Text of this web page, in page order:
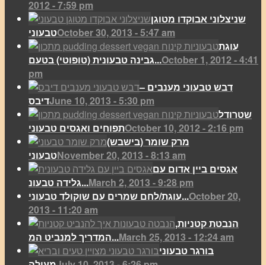
2012 - 7:59 pm
שניצלוני אבוקדו מטוגן
טבעוניOctober 30, 2013 - 5:47 am
עוגת
גבינה טבעונית (טופוטי) בטעם...October 1, 2012 - 4:41
pm
דבש טבעוני מענבים –
דיבסJune 10, 2013 - 5:30 pm
שטרודל
תפוחים ואגסים טבעוניOctober 10, 2012 - 2:16 pm
מרק שומר (בישבש)
טבעוניNovember 20, 2013 - 8:13 am
אגסים ביין אדום עם
גלידה טבעונ...March 2, 2013 - 9:28 pm
עוגת/לחם שמרים עם שוקולד טבעוני...October 20,
2013 - 11:20 am
הנבטת קטניות,
המדריך למנביט המ...March 25, 2013 - 12:24 am
בורגר טבעוני